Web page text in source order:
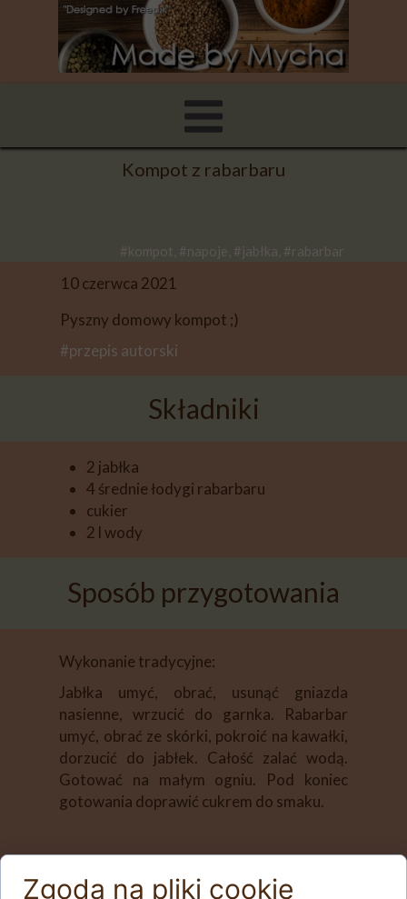
#kompot, #napoje, #jabłka, #rabarbar
10 czerwca 2021
Kompot z rabarbaru
Pyszny domowy kompot ;)
#przepis autorski
Składniki
2 jabłka
4 średnie łodygi rabarbaru
cukier
2 l wody
Sposób przygotowania
Wykonanie tradycyjne:
Jabłka umyć, obrać, usunąć gniazda
nasienne, wrzucić do garnka. Rabarbar
umyć, obrać ze skórki, pokroić na kawałki,
dorzucić do jabłek. Całość zalać wodą.
Gotować na małym ogniu. Pod koniec
gotowania doprawić cukrem do smaku.
Zgoda na pliki cookie